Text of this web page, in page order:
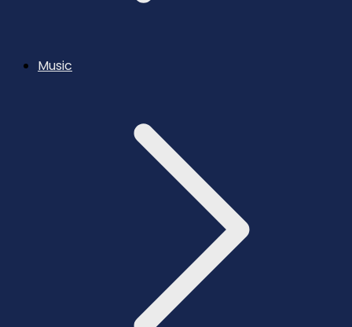
Music